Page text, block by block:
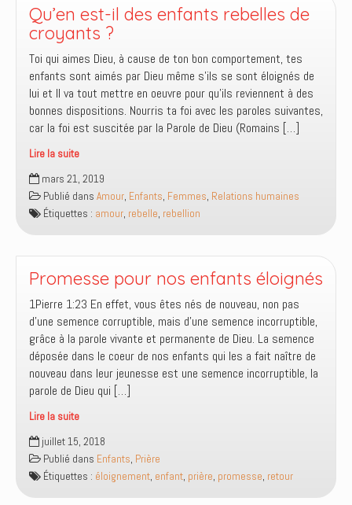
Qu’en est-il des enfants rebelles de
croyants ?
Toi qui aimes Dieu, à cause de ton bon comportement, tes
enfants sont aimés par Dieu même s’ils se sont éloignés de
lui et Il va tout mettre en oeuvre pour qu’ils reviennent à des
bonnes dispositions. Nourris ta foi avec les paroles suivantes,
car la foi est suscitée par la Parole de Dieu (Romains […]
Lire la suite
Qu’en
est-
il
des
rebelles
de
?
mars 21, 2019
Publié dans Amour, Enfants, Femmes, Relations humaines
Étiquettes : amour, rebelle, rebellion
Promesse pour nos enfants éloignés
1Pierre 1:23 En effet, vous êtes nés de nouveau, non pas
d’une semence corruptible, mais d’une semence incorruptible,
grâce à la parole vivante et permanente de Dieu. La semence
déposée dans le coeur de nos enfants qui les a fait naître de
nouveau dans leur jeunesse est une semence incorruptible, la
parole de Dieu qui […]
Lire la suite
Promesse
pour
nos
enfants
juillet 15, 2018
Publié dans Enfants, Prière
Étiquettes : éloignement, enfant, prière, promesse, retour